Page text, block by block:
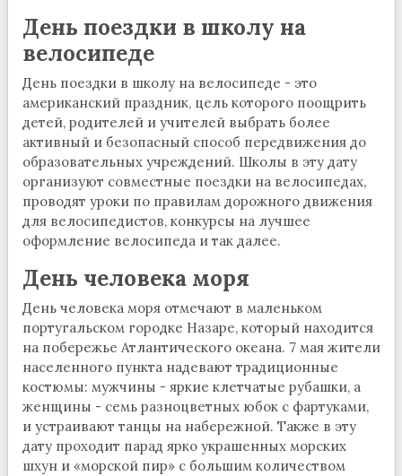
День поездки в школу на
велосипеде
День поездки в школу на велосипеде - это
американский праздник, цель которого поощрить
детей, родителей и учителей выбрать более
активный и безопасный способ передвижения до
образовательных учреждений. Школы в эту дату
организуют совместные поездки на велосипедах,
проводят уроки по правилам дорожного движения
для велосипедистов, конкурсы на лучшее
оформление велосипеда и так далее.
День человека моря
День человека моря отмечают в маленьком
португальском городке Назаре, который находится
на побережье Атлантического океана. 7 мая жители
населенного пункта надевают традиционные
костюмы: мужчины - яркие клетчатые рубашки, а
женщины - семь разноцветных юбок с фартуками,
и устраивают танцы на набережной. Также в эту
дату проходит парад ярко украшенных морских
шхун и «морской пир» с большим количеством